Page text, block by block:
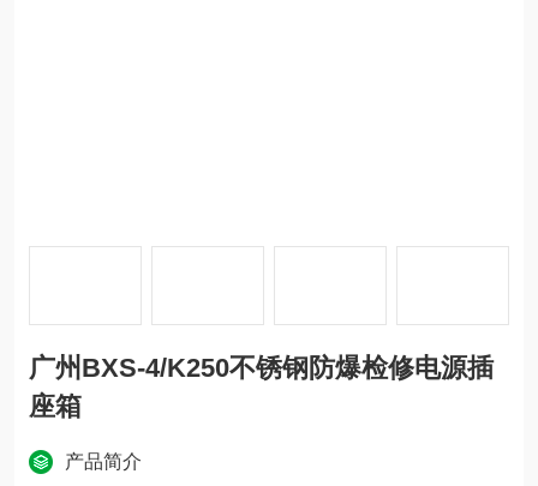
广州BXS-4/K250不锈钢防爆检修电源插
座箱
产品简介